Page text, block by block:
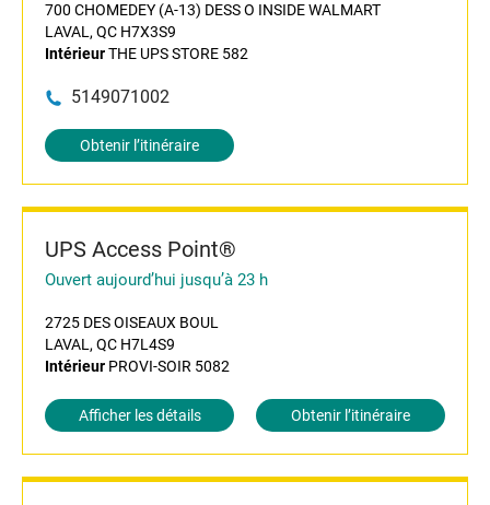
700 CHOMEDEY (A-13) DESS O INSIDE WALMART
LAVAL, QC H7X3S9
IntérieurTHE UPS STORE 582
5149071002
Obtenir l’itinéraire
UPS Access Point®
Ouvert aujourd’hui jusqu’à 23 h
2725 DES OISEAUX BOUL
LAVAL, QC H7L4S9
Intérieur PROVI-SOIR 5082
Afficher les détails Obtenir l’itinéraire